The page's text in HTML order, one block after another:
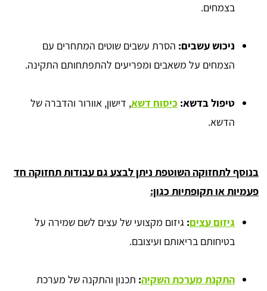
בצמחים.
ניכוש עשבים: הסרת עשבים שוטים המתחרים עם
הצמחים על משאבים ומפריעים להתפתחותם התקינה.
טיפול בדשא: כיסוח דשא, דישון, אוורור והדברה של
הדשא.
בנוסף לתחזוקה השוטפת ניתן לבצע גם עבודות תחזוקה חד
פעמיות או תקופתיות כגון:
גיזום עצים: גיזום מקצועי של עצים לשם שמירה על
בטיחותם בריאותם ועיצובם.
התקנת מערכת השקיה: תכנון והתקנה של מערכת